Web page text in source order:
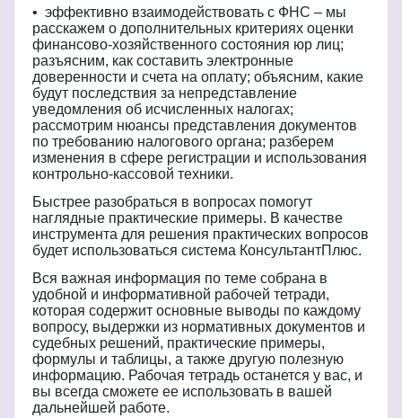
• эффективно взаимодействовать с ФНС – мы
расскажем о дополнительных критериях оценки
финансово-хозяйственного состояния юр лиц;
разъясним, как составить электронные
доверенности и счета на оплату; объясним, какие
будут последствия за непредставление
уведомления об исчисленных налогах;
рассмотрим нюансы представления документов
по требованию налогового органа; разберем
изменения в сфере регистрации и использования
контрольно-кассовой техники.
Быстрее разобраться в вопросах помогут
наглядные практические примеры. В качестве
инструмента для решения практических вопросов
будет использоваться система КонсультантПлюс.
Вся важная информация по теме собрана в
удобной и информативной рабочей тетради,
которая содержит основные выводы по каждому
вопросу, выдержки из нормативных документов и
судебных решений, практические примеры,
формулы и таблицы, а также другую полезную
информацию. Рабочая тетрадь останется у вас, и
вы всегда сможете ее использовать в вашей
дальнейшей работе.